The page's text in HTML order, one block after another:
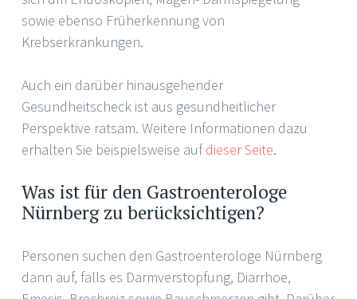
sowie ebenso Früherkennung von
Krebserkrankungen.
Auch ein darüber hinausgehender
Gesundheitscheck ist aus gesundheitlicher
Perspektive ratsam. Weitere Informationen dazu
erhalten Sie beispielsweise aufdieser Seite.
Was ist für den Gastroenterologe
Nürnberg zu berücksichtigen?
Personen suchen den Gastroenterologe Nürnberg
dann auf, falls es Darmverstopfung, Diarrhoe,